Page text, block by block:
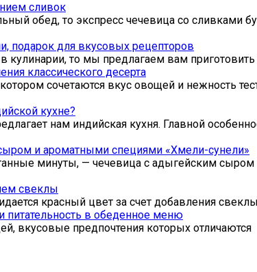
сливок
обед, то экспресс чечевица со сливками
подарок для вкусовых рецепторов
кулинарии, то мы предлагаем вам приготовить
классического десерта
сочетаются вкус овощей и нежность
кухне?
нам индийская кухня. Главной
и ароматными специями «Хмели-сунели»
минуты, — чечевица с адыгейским сыром
свеклы
красный цвет за счет добавления
питательность в обеденное меню
вкусовые предпочтения которых отличаются